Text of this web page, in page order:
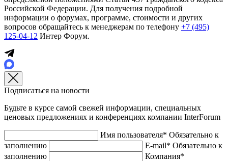
Российской Федерации. Для получения подробной
информации о форумах, программе, стоимости и других
вопросов обращайтесь к менеджерам по телефону +7 (495)
125-04-12 Интер Форум.
Подписаться на новости
Будьте в курсе самой свежей информации, специальных
ценовых предложениях и конференциях компании InterForum
Имя пользователя* Обязательно к
заполнению
E-mail* Обязательно к
заполнению
Компания*